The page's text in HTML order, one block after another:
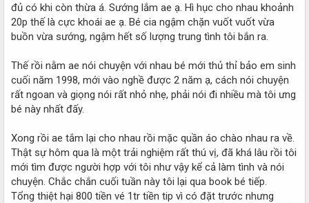
đủ có khi còn thừa á. Sướng lắm ae ạ. Hì hục cho nhau khoảnh
20p thế là cực khoái ae ạ. Bé cia ngậm chặn vuốt vuốt vừa
buồn vừa sướng, ngậm hết số lượng trung tình tôi bắn ra.
Thế rồi nằm ae nói chuyện với nhau bé mới thủ thỉ bảo em sinh
cuối năm 1998, mới vào nghề được 2 năm ạ, cách nói chuyện
rất ngoan và giọng nói rất nhỏ nhẹ, phải nói đi nhiều mà tôi ưng
bé này nhất đấy.
Xong rồi ae tắm lại cho nhau rồi mặc quần áo chào nhau ra về.
Thật sự hôm qua là một trải nghiệm rất thú vị, đã khá lâu rồi tôi
mới tìm được người hợp với tôi như vậy kể cả làm tình và nói
chuyện. Chắc chắn cuối tuần này tôi lại qua book bé tiếp.
Tổng thiệt hại 800 tiền vé 1tr tiền tip vì có đặt trước nhưng